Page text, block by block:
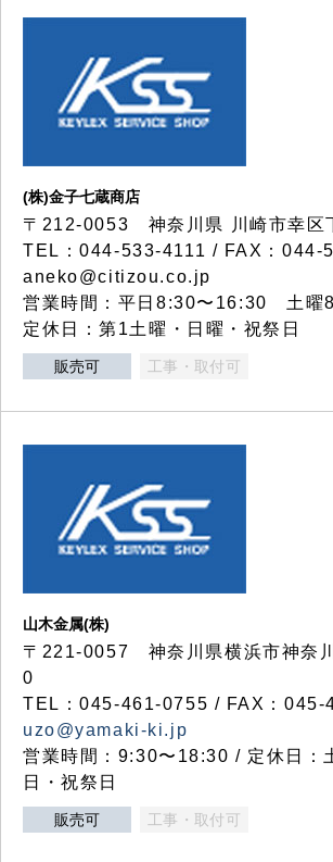
(株)金子七蔵商店
〒212-0053 神奈川県 川崎市幸区
TEL：044-533-4111 / FAX：044-
aneko@citizou.co.jp
営業時間：平日8:30〜16:30 土曜
定休日：第1土曜・日曜・祝祭日
販売可 工事・取付可
山木金属(株)
〒221-0057 神奈川県横浜市神奈
0
TEL：045-461-0755 / FAX：045-
uzo@yamaki-ki.jp
営業時間：9:30〜18:30 / 定休日：
日・祝祭日
販売可 工事・取付可